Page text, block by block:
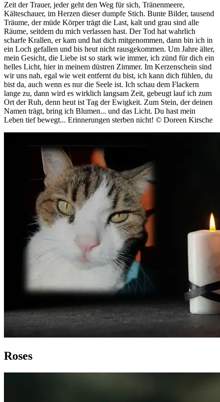
Zeit der Trauer, jeder geht den Weg für sich, Tränenmeere,
Kälteschauer, im Herzen dieser dumpfe Stich. Bunte Bilder, tausend
Träume, der müde Körper trägt die Last, kalt und grau sind alle
Räume, seitdem du mich verlassen hast. Der Tod hat wahrlich
scharfe Krallen, er kam und hat dich mitgenommen, dann bin ich in
ein Loch gefallen und bis heut nicht rausgekommen. Um Jahre älter,
mein Gesicht, die Liebe ist so stark wie immer, ich zünd für dich ein
helles Licht, hier in meinem düstren Zimmer. Im Kerzenschein sind
wir uns nah, egal wie weit entfernt du bist, ich kann dich fühlen, du
bist da, auch wenn es nur die Seele ist. Ich schau dem Flackern
lange zu, dann wird es wirklich langsam Zeit, gebeugt lauf ich zum
Ort der Ruh, denn heut ist Tag der Ewigkeit. Zum Stein, der deinen
Namen trägt, bring ich Blumen... und das Licht. Du hast mein
Leben tief bewegt... Erinnerungen sterben nicht! ©️ Doreen Kirsche
Roses